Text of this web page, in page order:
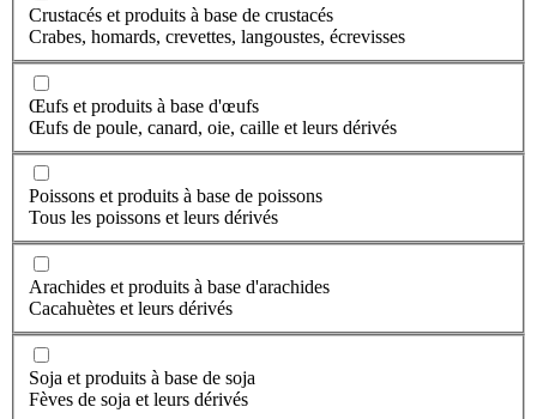
Crustacés et produits à base de crustacés
Crabes, homards, crevettes, langoustes, écrevisses
Œufs et produits à base d'œufs
Œufs de poule, canard, oie, caille et leurs dérivés
Poissons et produits à base de poissons
Tous les poissons et leurs dérivés
Arachides et produits à base d'arachides
Cacahuètes et leurs dérivés
Soja et produits à base de soja
Fèves de soja et leurs dérivés